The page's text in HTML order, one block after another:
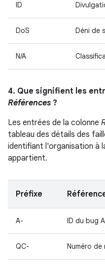
ID
DoS Déni de
N/A
4. Que signifient les
Références ?
Les entrées de la colonne
tableau des détails des
identifiant l'organisation à
appartient.
Préfixe
A- ID du bug
QC- Numéro de